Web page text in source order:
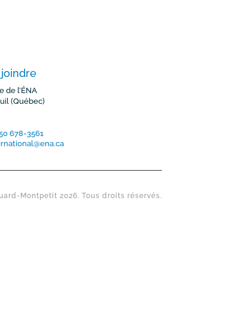
de l’ÉNA
(Québec)
678-3561
Montpetit 2026. Tous droits réservés.